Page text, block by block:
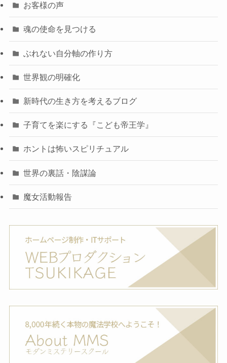
お客様の声
魂の使命を見つける
ぶれない自分軸の作り方
世界観の明確化
新時代の生き方を考えるブログ
子育てを楽にする『こども帝王学』
ホントは怖いスピリチュアル
世界の裏話・陰謀論
魔女活動報告